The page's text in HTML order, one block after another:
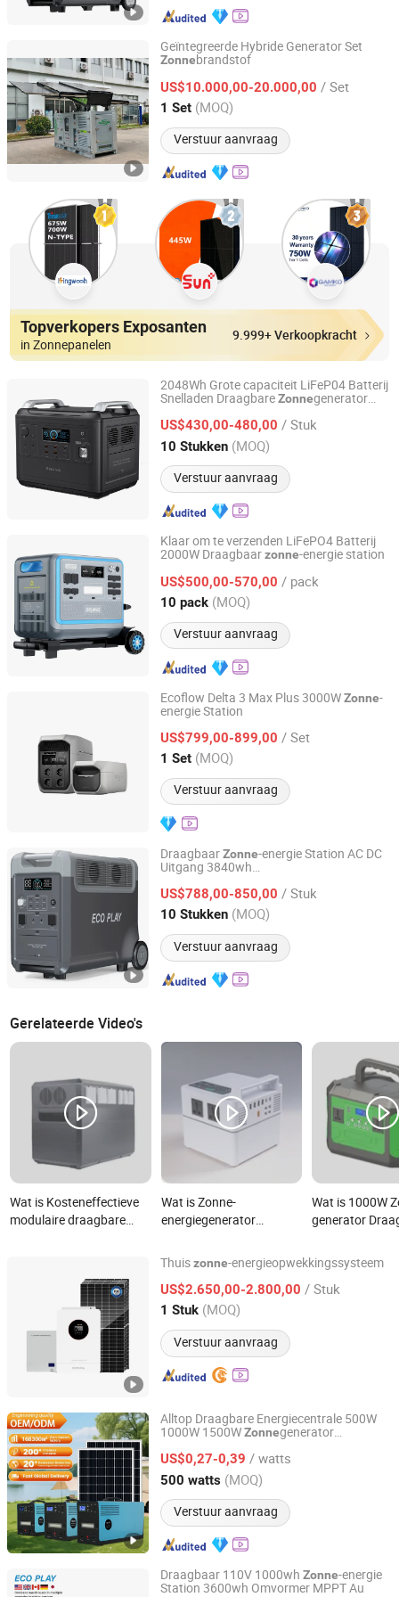
Geïntegreerde Hybride Generator Set
Zonnebrandstof
US$10.000,00-20.000,00 / Set
1 Set (MOQ)
Verstuur aanvraag
PRIME POWER TECHNOLOGY (WUXI) CO., LTD.
Jiangsu, China Sinds 2018
Topverkopers Exposanten
in Zonnepanelen
9.999+ Verkoopkracht
2048Wh Grote capaciteit LiFeP04 Batterij
Snelladen DraagbareZonnegenerator
Kamperen Mobiele Oplaadbare
Energieopslag
US$430,00-480,00 / Stuk
10 Stukken (MOQ)
Verstuur aanvraag
Shenzhen Syd Network Technology Co., Ltd.
Guangdong, China Sinds 2025
Klaar om te verzenden LiFePO4 Batterij
2000W Draagbaarzonne-energie station
US$500,00-570,00 / pack
10 pack (MOQ)
Verstuur aanvraag
Shenzhen Syd Network Technology Co., Ltd.
Guangdong, China Sinds 2025
Ecoflow Delta 3 Max Plus 3000WZonne-
energie Station
US$799,00-899,00 / Set
1 Set (MOQ)
Verstuur aanvraag
Sorein Innovation Co., Limited
Hongkong, Hongkong_China
DraagbaarZonne-energie Station AC DC
Uitgang 3840wh
Zonnegenerator Draagbare Centrale
Elettrica
US$788,00-850,00 / Stuk
10 Stukken (MOQ)
Verstuur aanvraag
Shenzhen Syd Network Technology Co., Ltd.
Guangdong, China Sinds 2025
Gerelateerde Video's
Wat is Kosteneffectieve
modulaire draagbare
Wat is Zonne-
energiegenerator
energieopslag
stroomvoorziening
Langdurig modulair
draagbaar stroomstation
Wat is 1000W
generator
Capaciteit
Batterij, voor
up, Buit
Thuiszonne-energieopwekkingssysteem
US$2.650,00-2.800,00 / Stuk
1 Stuk (MOQ)
Verstuur aanvraag
Nantong Pinxin New Energy Co., Ltd.
Jiangsu, China Sinds 2025
Alltop Draagbare Energiecentrale 500W
1000W 1500WZonnegenerator
Zonnepaneel Energiesysteem
US$0,27-0,39 / watts
500 watts (MOQ)
Verstuur aanvraag
Guangdong Alltop Lighting Co., Ltd.
Guangdong, China Sinds 2021
Draagbaar 110V 1000wh Zonne-energie
Station 3600wh Omvormer MPPT Au